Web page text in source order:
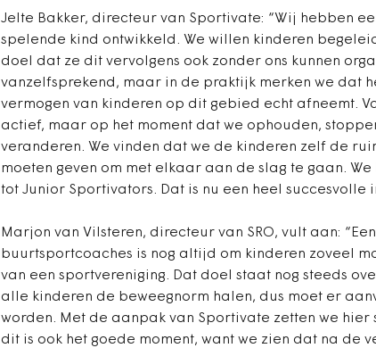
Jelte Bakker, directeur van Sportivate: “Wij hebben
spelende kind ontwikkeld. We willen kinderen
doel dat ze dit vervolgens ook zonder ons kunnen
vanzelfsprekend, maar in de praktijk merken we dat
vermogen van kinderen op dit gebied echt afneemt.
actief, maar op het moment dat we ophouden,
veranderen. We vinden dat we de kinderen zelf de
moeten geven om met elkaar aan de slag te gaan.
tot Junior Sportivators. Dat is nu een heel succesvolle
Marjon van Vilsteren, directeur van SRO, vult aan:
buurtsportcoaches is nog altijd om kinderen zoveel
van een sportvereniging. Dat doel staat nog steeds
alle kinderen de beweegnorm halen, dus moet er
worden. Met de aanpak van Sportivate zetten we hier
dit is ook het goede moment, want we zien dat na de